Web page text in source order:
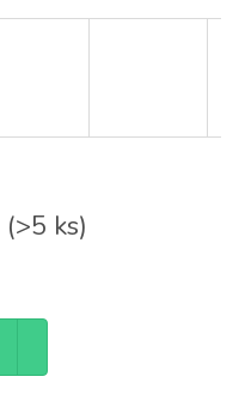
(>5 ks)